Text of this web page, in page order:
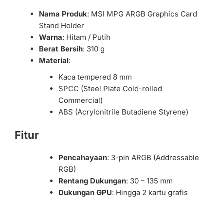
Nama Produk: MSI MPG ARGB Graphics Card
Stand Holder
Warna: Hitam / Putih
Berat Bersih: 310 g
Material:
Kaca tempered 8 mm
SPCC (Steel Plate Cold-rolled
Commercial)
ABS (Acrylonitrile Butadiene Styrene)
Fitur
Pencahayaan: 3-pin ARGB (Addressable
RGB)
Rentang Dukungan: 30 – 135 mm
Dukungan GPU: Hingga 2 kartu grafis